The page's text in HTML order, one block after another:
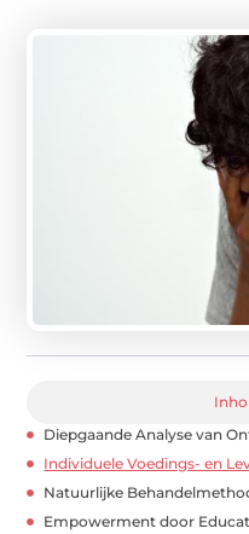
Diepgaande Analyse van
Individuele Voedings- en
Natuurlijke
Empowerment door